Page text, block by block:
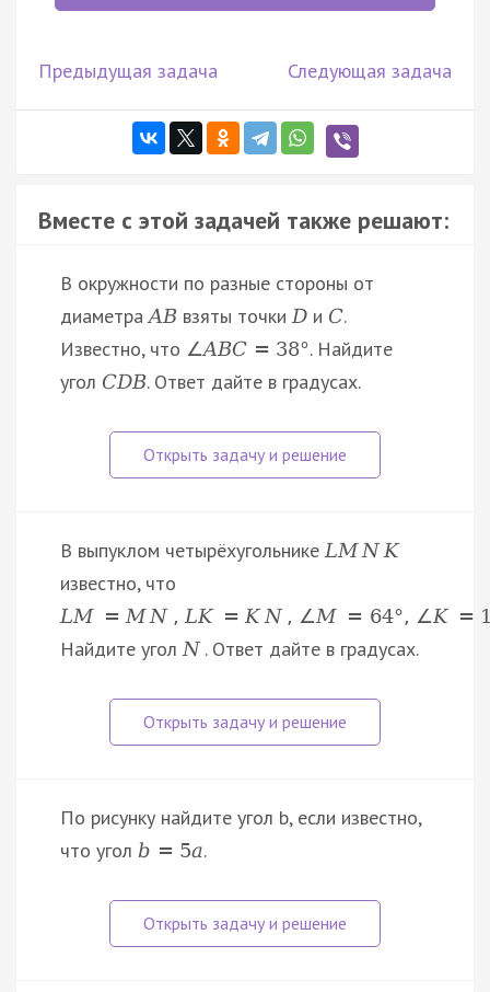
Предыдущая задача Следующая задача
Вместе с этой задачей также решают:
В окружности по разные стороны от
диаметраAB взяты точкиD и C.
Известно, что ∠ABC = 38°. Найдите
угол CDB. Ответ дайте в градусах.
В выпуклом четырёхугольникеLM N K
известно, что
LM = M N , LK = K N , ∠M = 64°, ∠K =
Найдите уголN . Ответ дайте в градусах.
По рисунку найдите угол b, если известно,
что угол b = 5a.